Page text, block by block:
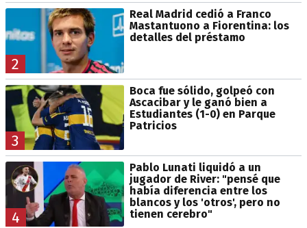
2
Real Madrid cedió a Franco
Mastantuono a Fiorentina: los
detalles del préstamo
3
Boca fue sólido, golpeó con
Ascacibar y le ganó bien a
Estudiantes (1-0) en Parque
Patricios
4
Pablo Lunati liquidó a un
jugador de River: "pensé que
había diferencia entre los
blancos y los 'otros', pero no
tienen cerebro"